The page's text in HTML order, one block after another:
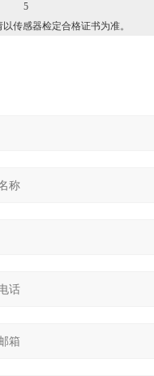
5
感器检定合格证书为准。